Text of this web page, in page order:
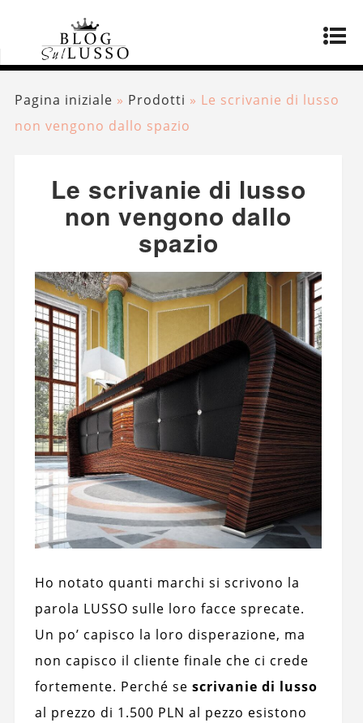
Pagina iniziale » Prodotti » Le scrivanie di lusso
non vengono dallo spazio
Le scrivanie di lusso
non vengono dallo
spazio
Ho notato quanti marchi si scrivono la
parola LUSSO sulle loro facce sprecate.
Un po’ capisco la loro disperazione, ma
non capisco il cliente finale che ci crede
fortemente. Perché se scrivanie di lusso
al prezzo di 1.500 PLN al pezzo esistono